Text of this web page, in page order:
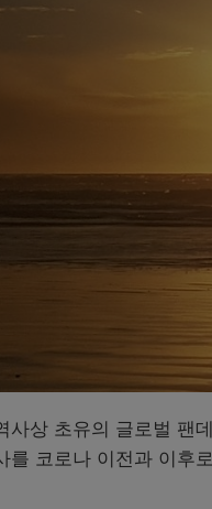
사상 초유의 글로벌 팬
를 코로나 이전과 이후